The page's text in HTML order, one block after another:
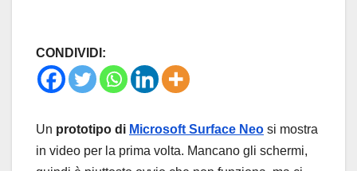
CONDIVIDI:
Un prototipo di Microsoft Surface Neo si mostra
in video per la prima volta. Mancano gli schermi,